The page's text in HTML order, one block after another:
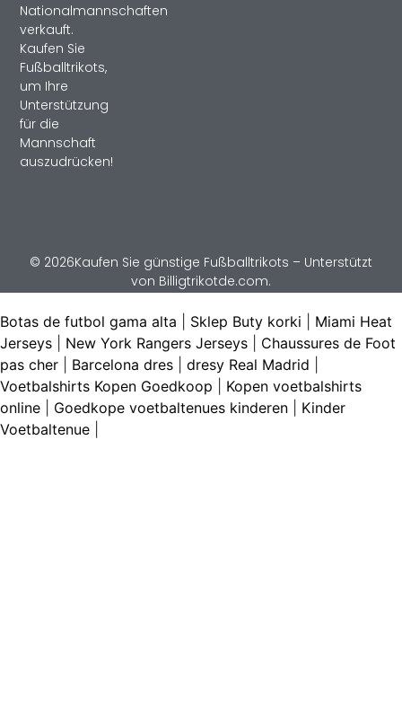
Nationalmannschaften
verkauft.
Kaufen Sie
Fußballtrikots,
um Ihre
Unterstützung
für die
Mannschaft
auszudrücken!
© 2026Kaufen Sie günstige Fußballtrikots – Unterstützt
von Billigtrikotde.com.
Botas de futbol gama alta Sklep Buty korki
Miami Heat
Jerseys
New York Rangers Jerseys
Chaussures de Foot
pas cher
Barcelona dres dresy Real Madrid
Voetbalshirts Kopen Goedkoop
Kopen voetbalshirts
online
Goedkope voetbaltenues kinderen
Kinder
Voetbaltenue